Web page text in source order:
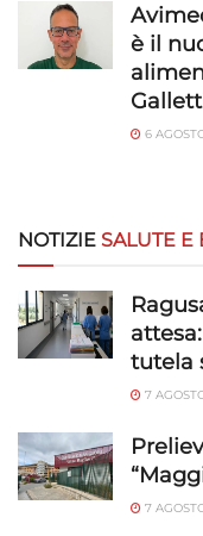
è il
6
NOTIZIE SALUTE E
tutela
7
7